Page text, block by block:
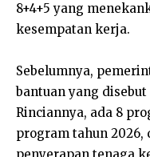
8+4+5 yang
kesempatan kerja.
Sebelumnya,
bantuan yang
Rinciannya, ada 8
program tahun